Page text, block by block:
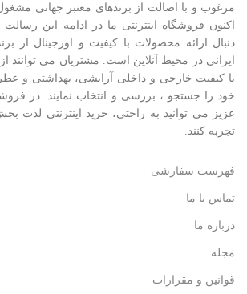
مرغوب و با اصالت از برندهای معتبر جهانی
اکنون فروشگاه اینترنتی ما در ادامه اين
دنبال ارائه محصولات با کيفيت و اورجينال از
ايرانی در محيط آنلاين است. مشتريان می توانند
با کيفيت خارجی و داخلی آرایشی، بهداشتی و
خود را جستجو ، بررسی و انتخاب نمايند. در
عزیز می توانيد به راحتی، خرید اینترنتی لذت
تجربه کنند.
فهرست سفارشی
تماس با ما
درباره ما
مجله
قوانین و مقرارات